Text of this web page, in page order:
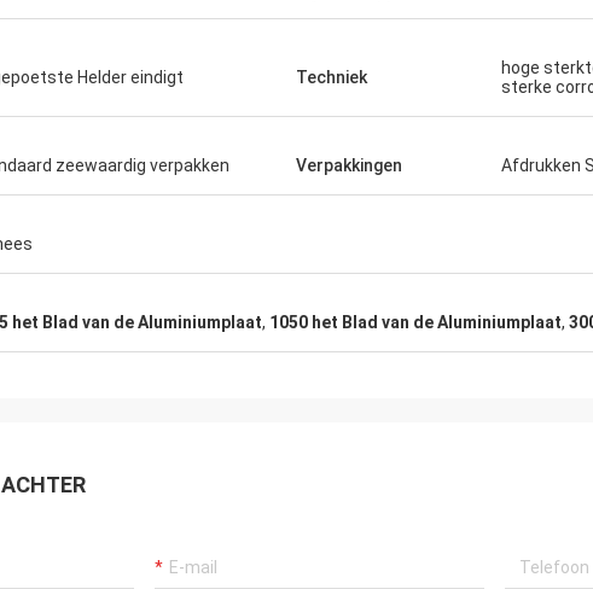
Helder eindigt Techniek
hoge
sterke
zeewaardig verpakken Verpakkingen Afdrukken
het Blad van de Aluminiumplaat, 1050 het Blad van de Aluminiumplaat,